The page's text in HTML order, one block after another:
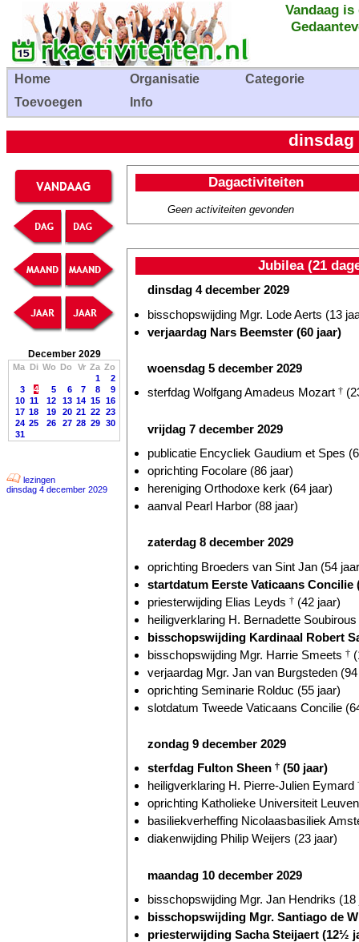
Vandaag
Home Organisatie
Categorie
Toevoegen
Info
dinsdag
December 2029
Ma Di Wo Do Vr Za Zo
1
2
3
4 5 6 7 8
9
10 11 12 13 14 15 16
17 18 19 20 21 22 23
24 25 26 27 28 29 30
31
lezingen
dinsdag 4 december 2029
Dagactiviteiten
Geen activiteiten gevonden
Jubilea (21
dinsdag 4 december 2029
bisschopswijding Mgr. Lode Aerts (13
verjaardag Nars Beemster (60 jaar)
woensdag 5 december 2029
sterfdag Wolfgang Amadeus Mozart †
vrijdag 7 december 2029
publicatie Encycliek Gaudium et Spes
oprichting Focolare (86 jaar)
hereniging Orthodoxe kerk (64 jaar)
aanval Pearl Harbor (88 jaar)
zaterdag 8 december 2029
oprichting Broeders van Sint Jan (54
startdatum Eerste Vaticaans Concilie
priesterwijding Elias Leyds † (42 jaar)
heiligverklaring H. Bernadette Soubirous
bisschopswijding Kardinaal Robert
bisschopswijding Mgr. Harrie Smeets †
verjaardag Mgr. Jan van Burgsteden
oprichting Seminarie Rolduc (55 jaar)
slotdatum Tweede Vaticaans Concilie
zondag 9 december 2029
sterfdag Fulton Sheen † (50 jaar)
heiligverklaring H. Pierre-Julien Eymard
oprichting Katholieke Universiteit
basiliekverheffing Nicolaasbasiliek
diakenwijding Philip Weijers (23 jaar)
maandag 10 december 2029
bisschopswijding Mgr. Jan Hendriks (18
bisschopswijding Mgr. Santiago de
priesterwijding Sacha Steijaert (12½